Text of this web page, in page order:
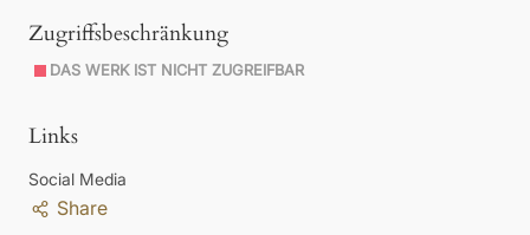
Zugriffsbeschränkung
DAS WERK IST NICHT ZUGREIFBAR
Links
Social Media
Share